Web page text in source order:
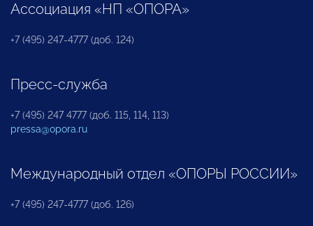
Ассоциация «НП «ОПОРА»
+7 (495) 247-4777 (доб. 124)
Пресс-служба
+7 (495) 247 4777 (доб. 115, 114, 113)
pressa@opora.ru
Международный отдел «ОПОРЫ РОССИИ»
+7 (495) 247-4777 (доб. 126)